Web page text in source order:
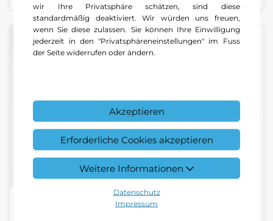
wir Ihre Privatsphäre schätzen, sind diese
standardmäßig deaktiviert. Wir würden uns freuen,
wenn Sie diese zulassen. Sie können Ihre Einwilligung
jederzeit in den "Privatsphäreneinstellungen" im Fuss
der Seite widerrufen oder ändern.
Akzeptieren
Erforderliche Cookies akzeptieren
Weitere Informationen
Datenschutz
Impressum
Stefan Brenner